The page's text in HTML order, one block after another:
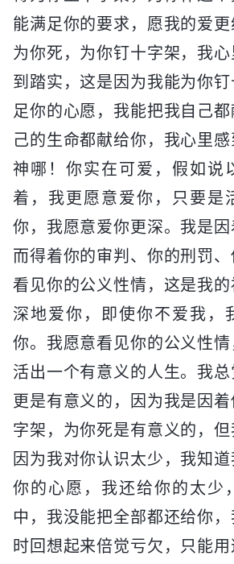
能满足你的要求，愿我的爱
为你死，为你钉十字架，我
到踏实，这是因为我能为你
足你的心愿，我能把我自己
己的生命都献给你，我心里感
神哪！你实在可爱，假如说
着，我更愿意爱你，只要是
你，我愿意爱你更深。我是
而得着你的审判、你的刑罚
看见你的公义性情，这是我
深地爱你，即使你不爱我，
你。我愿意看见你的公义性
活出一个有意义的人生。我
更是有意义的，因为我是因
字架，为你死是有意义的，但
因为我对你认识太少，我知
你的心愿，我还给你的太少
中，我没能把全部都还给你
时回想起来倍觉亏欠，只能